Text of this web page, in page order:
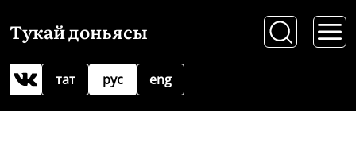
Тукай доньясы
рус
тат eng